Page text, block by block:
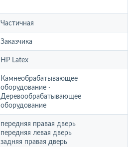
Частичная
Заказчика
HP Latex
Камнеобрабатывающее
оборудование ∙
Деревообрабатывающее
оборудование
передняя правая дверь
передняя левая дверь
задняя правая дверь